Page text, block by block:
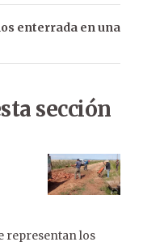
enterrada en una
sección
representan los